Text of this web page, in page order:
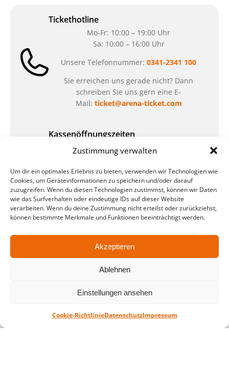
Zustimmung verwalten
Um dir ein optimales Erlebnis zu bieten, verwenden wir Technologien wie
Cookies, um Geräteinformationen zu speichern und/oder darauf
zuzugreifen. Wenn du diesen Technologien zustimmst, können wir Daten
wie das Surfverhalten oder eindeutige IDs auf dieser Website
verarbeiten. Wenn du deine Zustimmung nicht erteilst oder zurückziehst,
können bestimmte Merkmale und Funktionen beeinträchtigt werden.
Akzeptieren
Ablehnen
Einstellungen ansehen
Cookie-RichtlinieDatenschutzImpressum
Tickethotline
Mo-Fr: 10:00 – 19:00 Uhr
Sa: 10:00 – 16:00 Uhr
Unsere Telefonnummer: 0341-2341 100
Sie erreichen uns gerade nicht? Dann
schreiben Sie uns gern eine E-
Mail: ticket@arena-ticket.com
Kassenöffnungszeiten
unsere Sonderöffnungszeiten im Sommer:
Montag – Freitag: 10-18 Uhr Samstag:
geschlossen
Standort
QUARTERBACK Immobilien ARENA
Am Sportforum 2, 04105 Leipzig
Nahverkehr: Straßenbahn Linien 3, 4, 7, 8, 15
Haltestelle Waldplatz/Arena. Kostenfreies